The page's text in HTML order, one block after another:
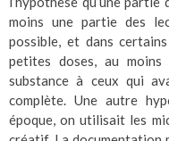
moins une partie des
possible, et dans
petites doses, au
substance à ceux qui
complète. Une autre
époque, on utilisait les